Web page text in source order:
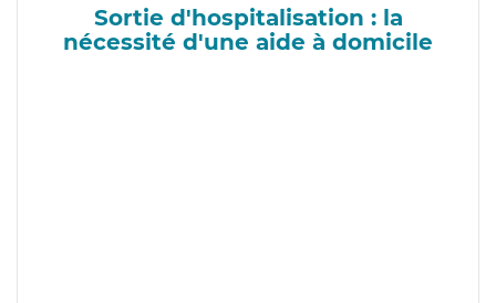
Sortie d'hospitalisation : la
nécessité d'une aide à domicile